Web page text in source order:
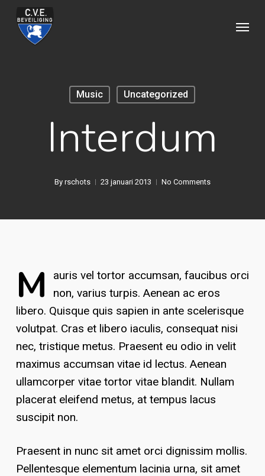
Music Uncategorized
Interdum
By rschots 23 januari 2013 No Comments
M
auris vel tortor accumsan, faucibus orci
non, varius turpis. Aenean ac eros
libero. Quisque quis sapien in ante scelerisque
volutpat. Cras et libero iaculis, consequat nisi
nec, tristique metus. Praesent eu odio in velit
maximus accumsan vitae id lectus. Aenean
ullamcorper vitae tortor vitae blandit. Nullam
placerat eleifend metus, at tempus lacus
suscipit non.
Praesent in nunc sit amet orci dignissim mollis.
Pellentesque elementum lacinia urna, sit amet